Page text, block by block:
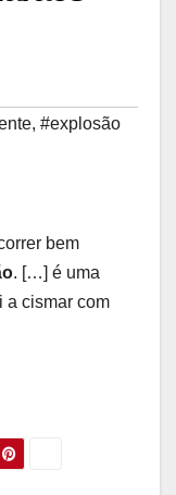
, #explosão
bem
. […] é uma
a cismar com